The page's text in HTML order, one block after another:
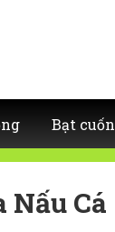
Bạt cuốn
Nấu Cá